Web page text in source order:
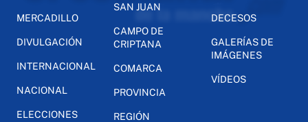
MERCADILLO
DIVULGACIÓN
INTERNACIONAL
NACIONAL
ELECCIONES
SAN JUAN
CAMPO DE
CRIPTANA
COMARCA
PROVINCIA
REGIÓN
DECESOS
GALERÍAS DE
IMÁGENES
VÍDEOS